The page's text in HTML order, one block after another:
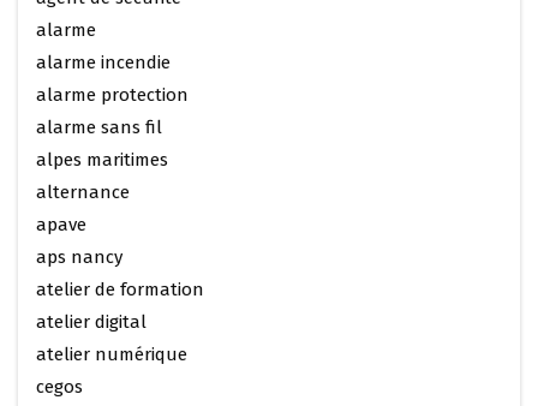
alarme
alarme incendie
alarme protection
alarme sans fil
alpes maritimes
alternance
apave
aps nancy
atelier de formation
atelier digital
atelier numérique
cegos